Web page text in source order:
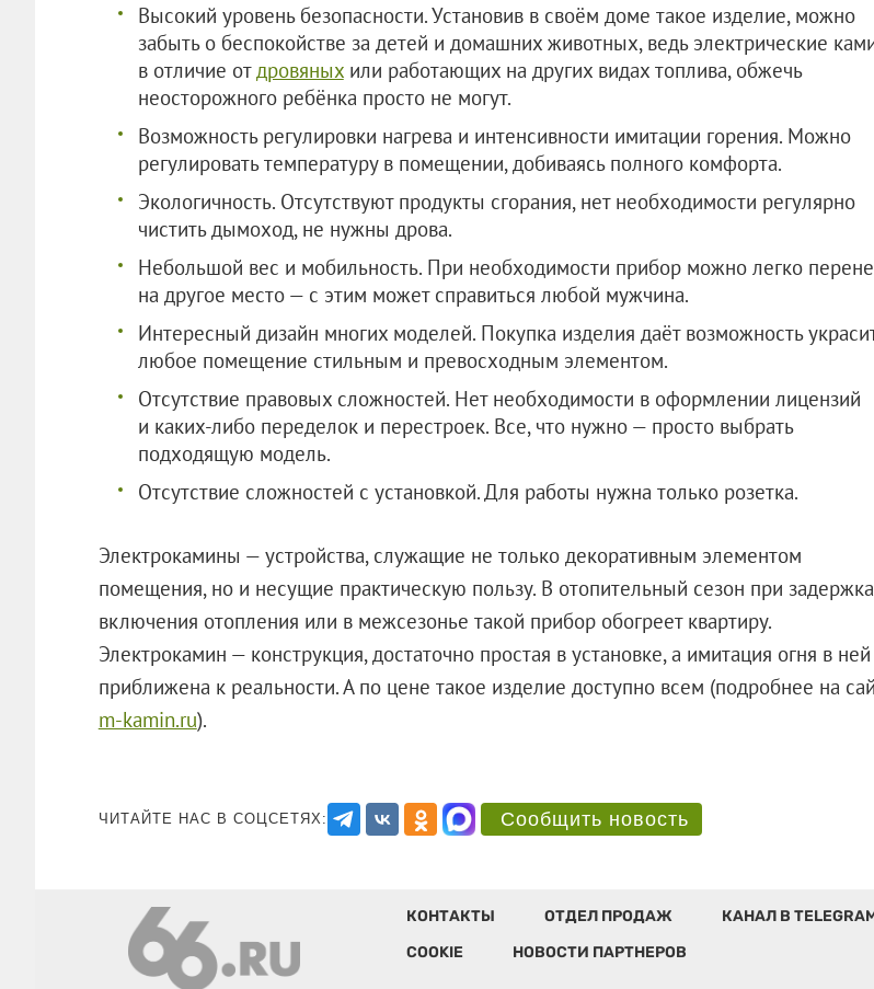
Высокий уровень безопасности. Установив в своём доме такое изделие, можно
забыть о беспокойстве за детей и домашних животных, ведь электрические
в отличие от дровяныхили работающих на других видах топлива, обжечь
неосторожного ребёнка просто не могут.
Возможность регулировки нагрева и интенсивности имитации горения. Можно
регулировать температуру в помещении, добиваясь полного комфорта.
Экологичность. Отсутствуют продукты сгорания, нет необходимости регулярно
чистить дымоход, не нужны дрова.
Небольшой вес и мобильность. При необходимости прибор можно легко
на другое место — с этим может справиться любой мужчина.
Интересный дизайн многих моделей. Покупка изделия даёт возможность
любое помещение стильным и превосходным элементом.
Отсутствие правовых сложностей. Нет необходимости в оформлении лицензий
и каких-либо переделок и перестроек. Все, что нужно — просто выбрать
подходящую модель.
Отсутствие сложностей с установкой. Для работы нужна только розетка.
Электрокамины — устройства, служащие не только декоративным элементом
помещения, но и несущие практическую пользу. В отопительный сезон при
включения отопления или в межсезонье такой прибор обогреет квартиру.
Электрокамин — конструкция, достаточно простая в установке, а имитация огня в ней
приближена к реальности. А по цене такое изделие доступно всем (подробнее на
m-kamin.ru).
ЧИТАЙТЕ НАС В СОЦСЕТЯХ: Сообщить новость
КОНТАКТЫ ОТДЕЛ ПРОДАЖ КАНАЛ В
COOKIE
НОВОСТИ ПАРТНЕРОВ